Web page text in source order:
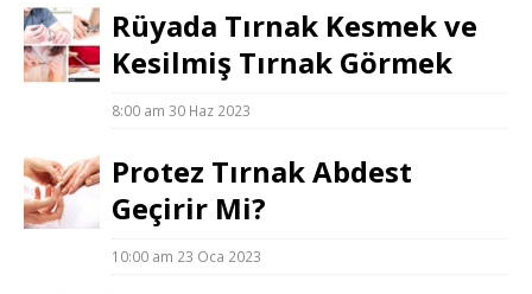
Rüyada Tırnak Kesmek ve
Kesilmiş Tırnak Görmek
8:00 am 30 Haz 2023
Protez Tırnak Abdest
Geçirir Mi?
10:00 am 23 Oca 2023